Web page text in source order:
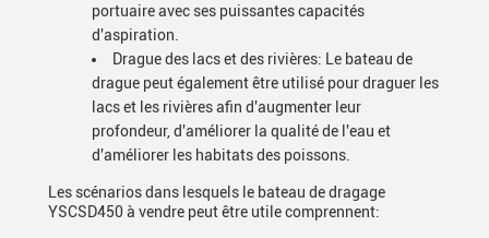
portuaire avec ses puissantes capacités
d'aspiration.
Drague des lacs et des rivières: Le bateau de
drague peut également être utilisé pour draguer les
lacs et les rivières afin d'augmenter leur
profondeur, d'améliorer la qualité de l'eau et
d'améliorer les habitats des poissons.
Les scénarios dans lesquels le bateau de dragage
YSCSD450 à vendre peut être utile comprennent: